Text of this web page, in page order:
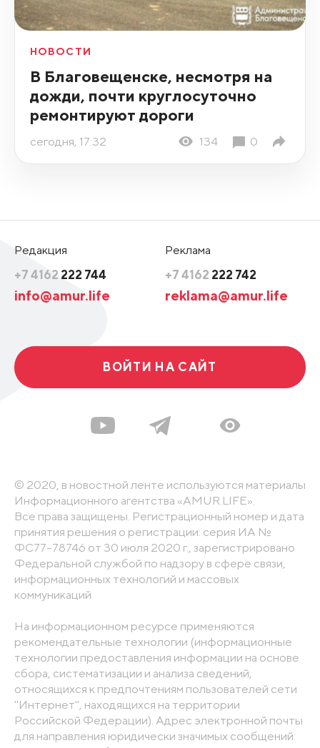
НОВОСТИ
В Благовещенске, несмотря на
дожди, почти круглосуточно
ремонтируют дороги
сегодня, 17:32 134 0
Редакция
+7 4162 222 744
info@amur.life
Реклама
+7 4162 222 742
reklama@amur.life
ВОЙТИ НА САЙТ
© 2020, в новостной ленте используются материалы
Информационного агентства «AMUR.LIFE».
Все права защищены. Регистрационный номер и дата
принятия решения о регистрации: серия ИА №
ФС77-78746 от 30 июля 2020 г., зарегистрировано
Федеральной службой по надзору в сфере связи,
информационных технологий и массовых
коммуникаций
На информационном ресурсе применяются
рекомендательные технологии (информационные
технологии предоставления информации на основе
сбора, систематизации и анализа сведений,
относящихся к предпочтениям пользователей сети
"Интернет", находящихся на территории
Российской Федерации). Адрес электронной почты
для направления юридически значимых сообщений: